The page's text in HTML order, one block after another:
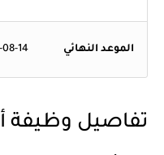
الموعد النهائي 14
تفاصيل وظيفة